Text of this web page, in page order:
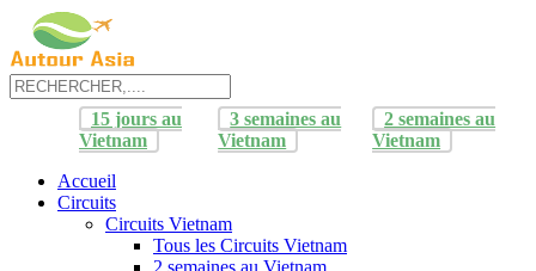
15 jours au
Vietnam
3 semaines au
Vietnam
2 semaines au
Vietnam
Accueil
Circuits
Circuits Vietnam
Tous les Circuits Vietnam
2 semaines au Vietnam